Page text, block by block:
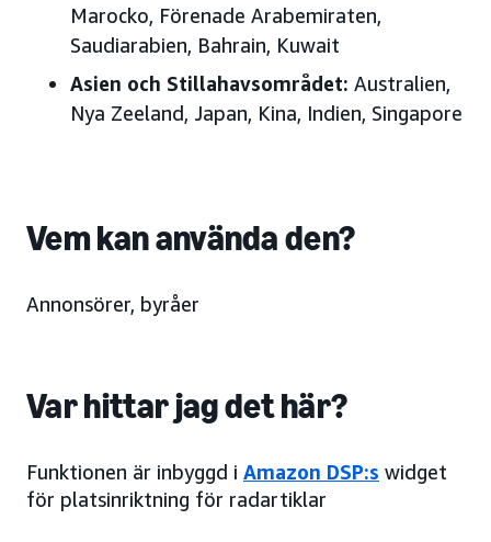
Marocko, Förenade Arabemiraten,
Saudiarabien, Bahrain, Kuwait
Asien och Stillahavsområdet: Australien,
Nya Zeeland, Japan, Kina, Indien, Singapore
Vem kan använda den?
Annonsörer, byråer
Var hittar jag det här?
Funktionen är inbyggd i Amazon DSP:s widget
för platsinriktning för radartiklar